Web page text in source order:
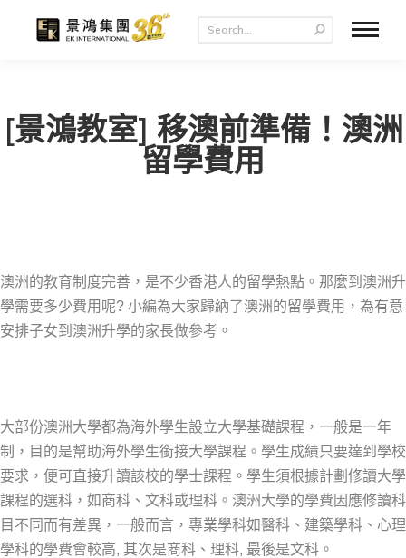
[景鴻教室] 移澳前準備！澳洲
留學費用
澳洲的教育制度完善，是不少香港人的留學熱點。那麼到澳洲升
學需要多少費用呢? 小編為大家歸納了澳洲的留學費用，為有意
安排子女到澳洲升學的家長做參考。
大部份澳洲大學都為海外學生設立大學基礎課程，一般是一年
制，目的是幫助海外學生銜接大學課程。學生成績只要達到學校
要求，便可直接升讀該校的學士課程。學生須根據計劃修讀大學
課程的選科，如商科、文科或理科。澳洲大學的學費因應修讀科
目不同而有差異，一般而言，專業學科如醫科、建築學科、心理
學科的學費會較高, 其次是商科、理科, 最後是文科。